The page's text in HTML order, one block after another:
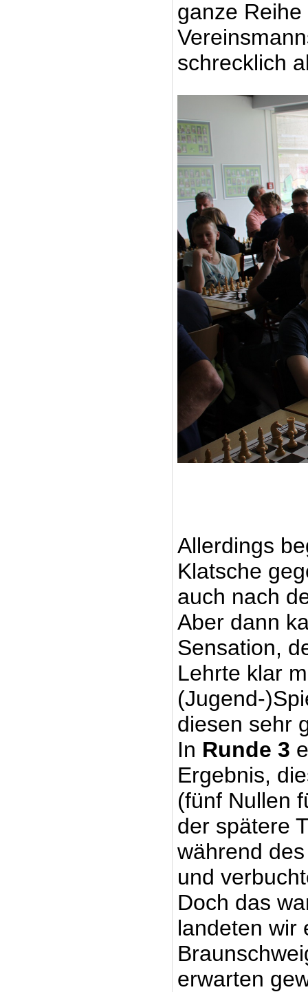
ganze
schrecklich
Allerdings
Klatsche
auch nach
Aber dann
Sensation,
Lehrte klar
(Jugend-
diesen sehr
In Runde 3
Ergebnis,
(fünf Nullen
der spätere
während
und
Doch das
landeten wir
erwarten